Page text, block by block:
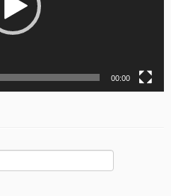
00:00